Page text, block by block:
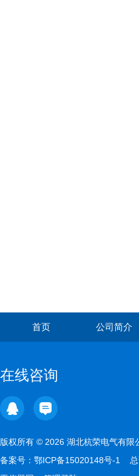
首页 公司简介
在线咨询
版权所有 © 2026 湖北杭荣电气有
备案号： 鄂ICP备15020148号-1 总